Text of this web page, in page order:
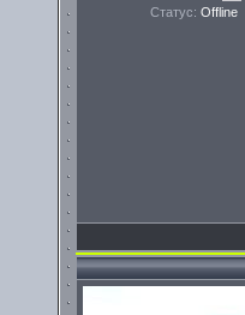
Статус: Offline